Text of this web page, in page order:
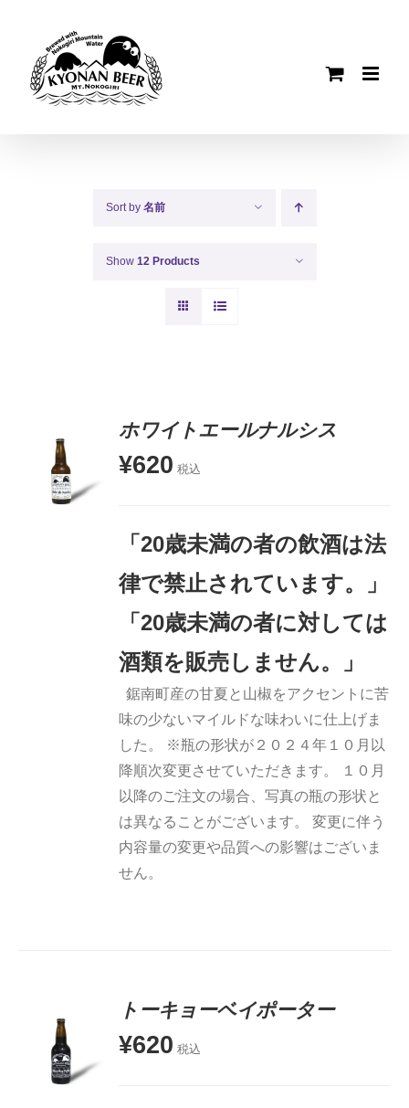
content
Sort by 名前
Show 12 Products
お買い物
カゴに追
ホワイトエールナルシス
¥620 税込
「20歳未満の者の飲酒は法
律で禁止されています。」
「20歳未満の者に対しては
酒類を販売しません。」
鋸南町産の甘夏と山椒をアクセントに苦
味の少ないマイルドな味わいに仕上げま
した。 ※瓶の形状が２０２４年１０月以
降順次変更させていただきます。 １０月
以降のご注文の場合、写真の瓶の形状と
は異なることがございます。 変更に伴う
内容量の変更や品質への影響はございま
せん。
お買い物
トーキョーベイポーター
¥620 税込